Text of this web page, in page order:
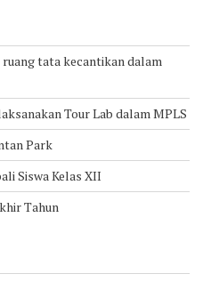
tata kecantikan dalam
Tour Lab dalam MPLS
Park
Siswa Kelas XII
Tahun